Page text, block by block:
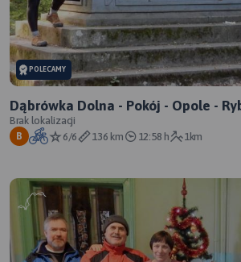
POLECAMY
Dąbrówka Dolna - Pokój - Opole -
Brak lokalizacji
B 6/6 136 km 12:58 h 1km